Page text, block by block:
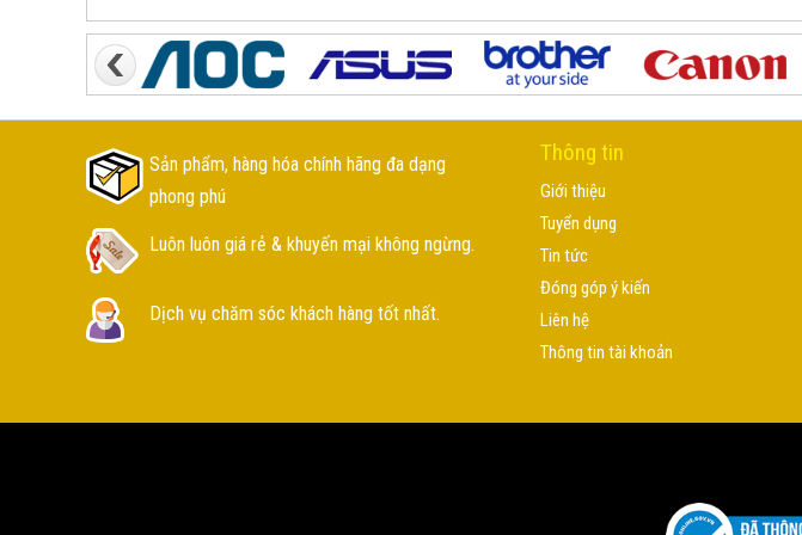
Sản phẩm, hàng hóa chính hãng đa dạng
phong phú
Luôn luôn giá rẻ & khuyến mại không ngừng.
Dịch vụ chăm sóc khách hàng tốt nhất.
Thông tin
Giới thiệu
Tuyển dụng
Tin tức
Đóng góp ý kiến
Liên hệ
Thông tin tài khoản